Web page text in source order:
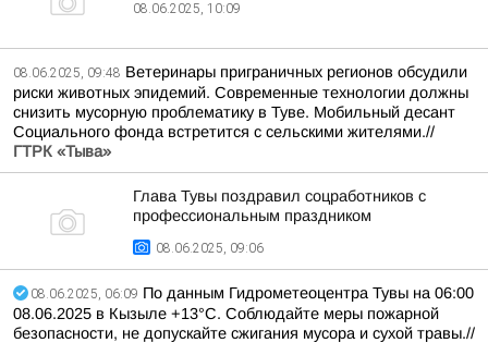
08.06.2025, 10:09
08.06.2025, 09:48 Ветеринары приграничных регионов обсудили
риски животных эпидемий. Современные технологии должны
снизить мусорную проблематику в Туве. Мобильный десант
Социального фонда встретится с сельскими жителями.//
ГТРК «Тыва»
Глава Тувы поздравил соцработников с
профессиональным праздником
08.06.2025, 09:06
08.06.2025, 06:09 По данным Гидрометеоцентра Тувы на 06:00
08.06.2025 в Кызыле +13°С. Соблюдайте меры пожарной
безопасности, не допускайте сжигания мусора и сухой травы.//